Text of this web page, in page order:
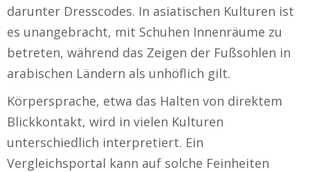
darunter Dresscodes. In asiatischen Kulturen ist
es unangebracht, mit Schuhen Innenräume zu
betreten, während das Zeigen der Fußsohlen in
arabischen Ländern als unhöflich gilt.
Körpersprache, etwa das Halten von direktem
Blickkontakt, wird in vielen Kulturen
unterschiedlich interpretiert. Ein
Vergleichsportal kann auf solche Feinheiten